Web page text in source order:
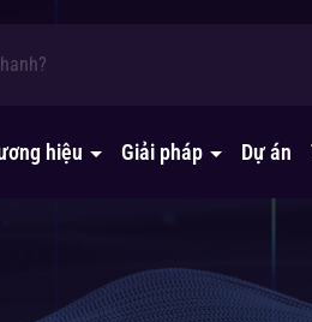
hiệu Giải pháp Dự án